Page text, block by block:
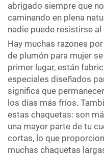
abrigado siempre que
caminando en plena
nadie puede resistirse
Hay muchas razones
de plumón para mujer
primer lugar, están
especiales diseñados
significa que
los días más fríos.
estas chaquetas: son
una mayor parte de tu
cortas, lo que
muchas chaquetas